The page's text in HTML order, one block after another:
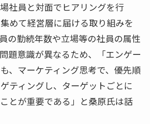
社員と対面でヒアリングを行
めて経営層に届ける取り組みを
の勤続年数や立場等の社員の属性
題意識が異なるため、「エンゲー
、マーケティング思考で、優先順
ティングし、ターゲットごとに
とが重要である」と桑原氏は話